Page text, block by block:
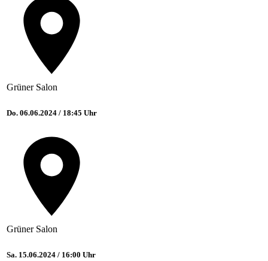
Grüner Salon
Do. 06.06.2024 / 18:45 Uhr
Grüner Salon
Sa. 15.06.2024 / 16:00 Uhr